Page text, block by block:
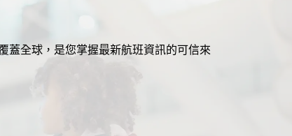
全球，是您掌握最新航班資訊的可信來